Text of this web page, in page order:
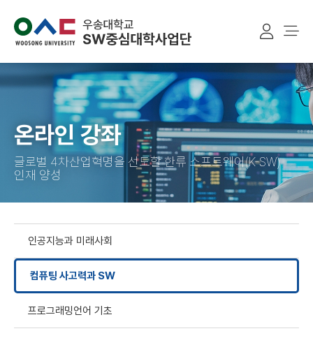
온라인 강좌
글로벌 4차산업혁명을 선도할 한류 소프트웨어(K-SW)
인재 양성
인공지능과 미래사회
컴퓨팅 사고력과 SW
프로그래밍언어 기초